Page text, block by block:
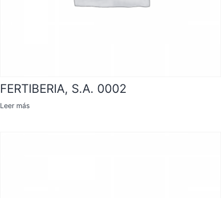
FERTIBERIA, S.A. 0002
Leer más